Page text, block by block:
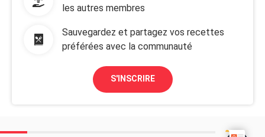
les autres membres
Sauvegardez et partagez vos recettes
préférées avec la communauté
S'INSCRIRE